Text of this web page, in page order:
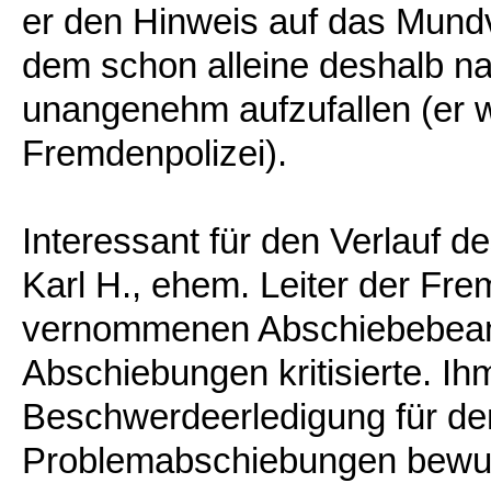
er den Hinweis auf das
dem schon alleine deshalb
unangenehm aufzufallen (er
Fremdenpolizei).
Interessant für den Verlauf
Karl H., ehem. Leiter der
vernommenen
Abschiebungen kritisierte.
Beschwerdeerledigung für
Problemabschiebungen